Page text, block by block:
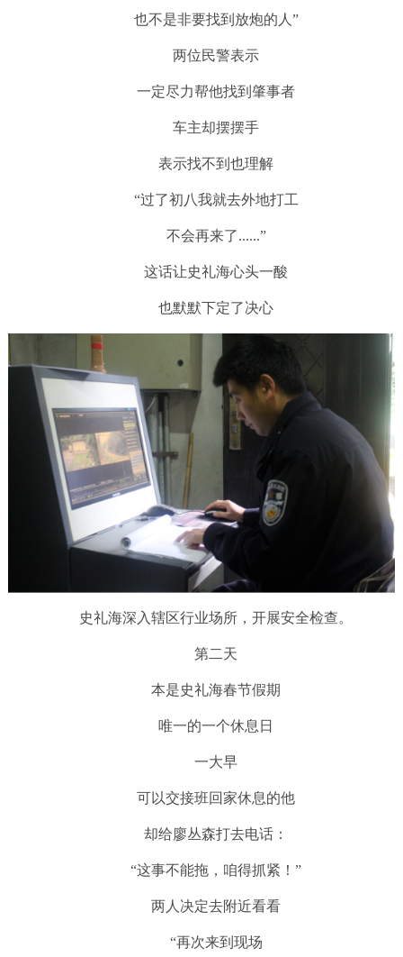
也不是非要找到放炮的人”
两位民警表示
一定尽力帮他找到肇事者
车主却摆摆手
表示找不到也理解
“过了初八我就去外地打工
不会再来了......”
这话让史礼海心头一酸
也默默下定了决心
史礼海深入辖区行业场所，开展安全检查。
第二天
本是史礼海春节假期
唯一的一个休息日
一大早
可以交接班回家休息的他
却给廖丛森打去电话：
“这事不能拖，咱得抓紧！”
两人决定去附近看看
“再次来到现场